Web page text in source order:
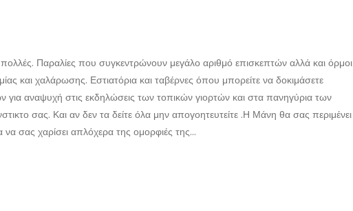
Παραλίες που συγκεντρώνουν μεγάλο αριθμό επισκεπτών αλλά και όρμοι
και χαλάρωσης. Εστιατόρια και ταβέρνες όπου μπορείτε να δοκιμάσετε
για αναψυχή στις εκδηλώσεις των τοπικών γιορτών και στα πανηγύρια των
σας. Και αν δεν τα δείτε όλα μην απογοητευτείτε .Η Μάνη θα σας περιμένει
να σας χαρίσει απλόχερα της ομορφιές της…